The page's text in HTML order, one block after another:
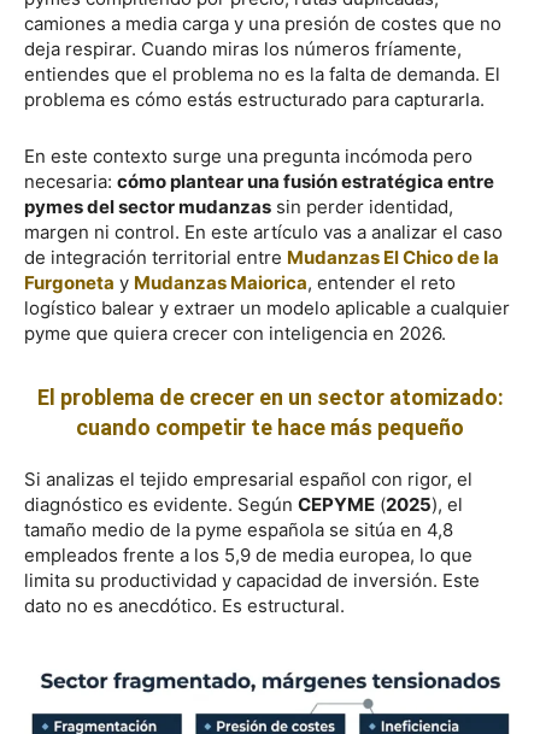
camiones a media carga y una presión de costes que no
deja respirar. Cuando miras los números fríamente,
entiendes que el problema no es la falta de demanda. El
problema es cómo estás estructurado para capturarla.
En este contexto surge una pregunta incómoda pero
necesaria: cómo plantear una fusión estratégica entre
pymes del sector mudanzas sin perder identidad,
margen ni control. En este artículo vas a analizar el caso
de integración territorial entre Mudanzas El Chico de la
Furgoneta y Mudanzas Maiorica, entender el reto
logístico balear y extraer un modelo aplicable a cualquier
pyme que quiera crecer con inteligencia en 2026.
El problema de crecer en un sector atomizado:
cuando competir te hace más pequeño
Si analizas el tejido empresarial español con rigor, el
diagnóstico es evidente. Según CEPYME (2025), el
tamaño medio de la pyme española se sitúa en 4,8
empleados frente a los 5,9 de media europea, lo que
limita su productividad y capacidad de inversión. Este
dato no es anecdótico. Es estructural.